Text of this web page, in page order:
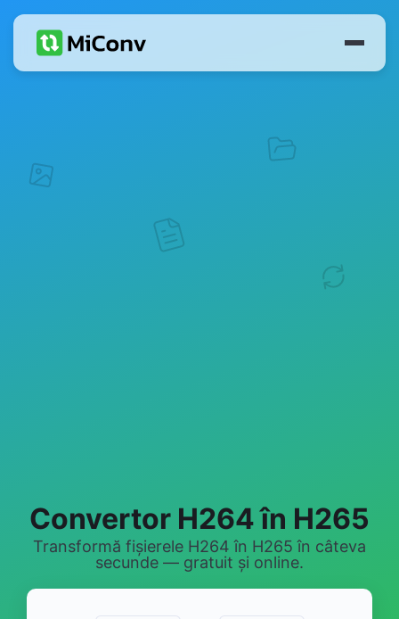
Convertor H264 în H265
Transformă fișierele H264 în H265 în câteva
secunde — gratuit și online.